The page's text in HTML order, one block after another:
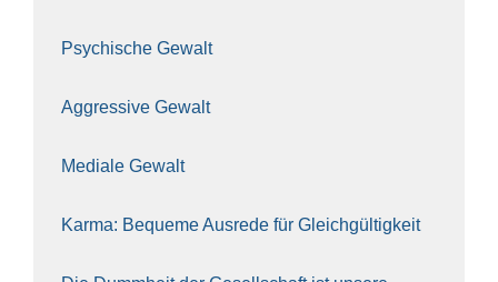
Psy­chi­sche Gewalt
Aggres­si­ve Gewalt
Media­le Gewalt
Kar­ma: Beque­me Aus­re­de für Gleich­gül­tig­keit